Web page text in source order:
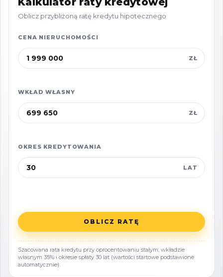
Oblicz przybliżoną ratę kredytu hipotecznego
CENA NIERUCHOMOŚCI
ZŁ
WKŁAD WŁASNY
ZŁ
OKRES KREDYTOWANIA
LAT
OBLICZ RATĘ
Szacowana rata kredytu przy oprocentowaniu stałym, wkładzie
własnym 35% i okresie spłaty 30 lat (wartości startowe podstawione
automatycznie).